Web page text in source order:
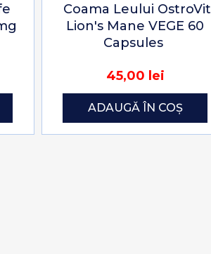
Coama Leului OstroVit
Lion's Mane VEGE 60
Capsules
45,00 lei
ADAUGĂ ÎN COȘ